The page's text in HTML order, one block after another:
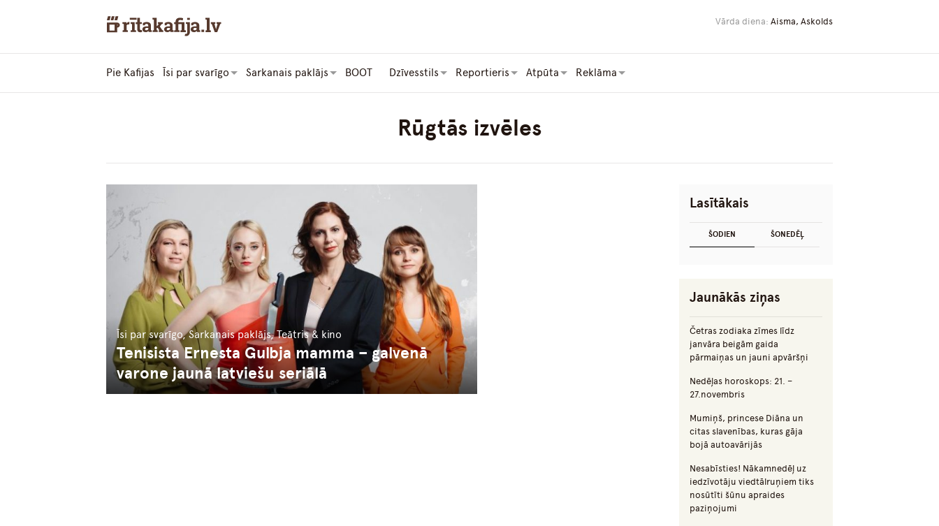
Vārda diena: Aisma, Askolds
Pie Kafijas Īsi par svarīgo Sarkanais paklājs BOOT Dzīvesstils Reportieris Atpūta Reklāma
Rūgtās izvēles
Īsi par svarīgo, Sarkanais paklājs, Teātris & kino
Tenisista Ernesta Gulbja mamma – galvenā
varone jaunā latviešu seriālā
Lasītākais
ŠODIEN ŠONEDĒĻ
Jaunākās ziņas
Četras zodiaka zīmes līdz
janvāra beigām gaida
pārmaiņas un jauni apvāršņi
Nedēļas horoskops: 21. –
27.novembris
Mumiņš, princese Diāna un
citas slavenības, kuras gāja
bojā autoavārijās
Nesabīsties! Nākamnedēļ uz
iedzīvotāju viedtālruņiem tiks
nosūtīti šūnu apraides
paziņojumi